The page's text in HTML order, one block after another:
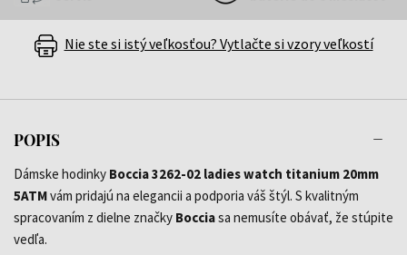
Nie ste si istý veľkosťou? Vytlačte si vzory veľkostí
POPIS
Dámske hodinky Boccia 3262-02 ladies watch titanium 20mm
5ATMvám pridajú na elegancii a podporia váš štýl. S kvalitným
spracovaním z dielne značky Bocciasa nemusíte obávať, že stúpite
vedľa.